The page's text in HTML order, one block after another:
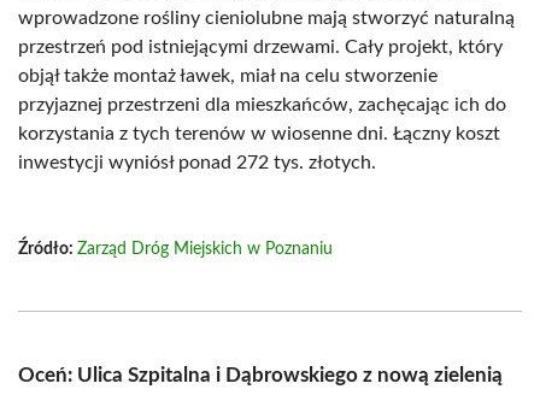
wprowadzone rośliny cieniolubne mają stworzyć naturalną
przestrzeń pod istniejącymi drzewami. Cały projekt, który
objął także montaż ławek, miał na celu stworzenie
przyjaznej przestrzeni dla mieszkańców, zachęcając ich do
korzystania z tych terenów w wiosenne dni. Łączny koszt
inwestycji wyniósł ponad 272 tys. złotych.
Źródło: Zarząd Dróg Miejskich w Poznaniu
Oceń: Ulica Szpitalna i Dąbrowskiego z nową zielenią